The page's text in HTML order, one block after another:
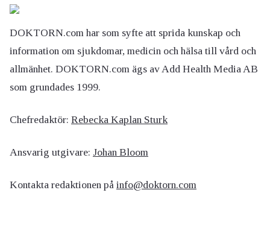
DOKTORN.com har som syfte att sprida kunskap och
information om sjukdomar, medicin och hälsa till vård och
allmänhet. DOKTORN.com ägs av Add Health Media AB
som grundades 1999.
Chefredaktör: Rebecka Kaplan Sturk
Ansvarig utgivare: Johan Bloom
Kontakta redaktionen på info@doktorn.com